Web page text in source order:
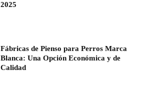
2025
Fábricas de Pienso para Perros Marca
Blanca: Una Opción Económica y de
Calidad